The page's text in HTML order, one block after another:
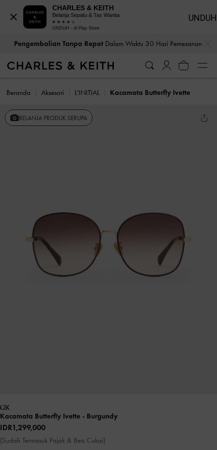
Pengembalian Tanpa RepotDalam Waktu 30 Hari Pemesanan
Beranda Aksesori L'INITIAL Kacamata Butterfly Ivette
BELANJA PRODUK SERUPA
Kacamata Butterfly Ivette - Burgundy
IDR1,299,000
(Sudah Termasuk Pajak & Bea Cukai)
CHARLES & KEITH
Belanja Sepatu & Tas Wanita
UNDUH - di Play Store
UNDUH